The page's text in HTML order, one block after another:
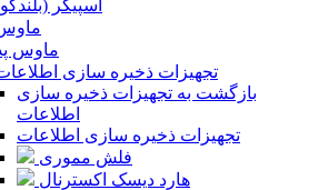
اسپیکر
ماوس
تجهیزات ذخیره سازی
بازگشت به تجهیزات ذخیره سازی
اطلاعات
تجهیزات ذخیره سازی اطلاعات
فلش مموری
هارد دیسک اکسترنال